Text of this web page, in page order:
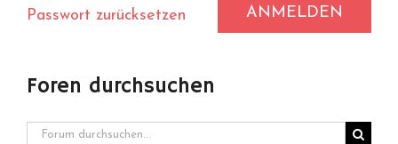
ANMELDEN
Passwort zurücksetzen
Foren durchsuchen